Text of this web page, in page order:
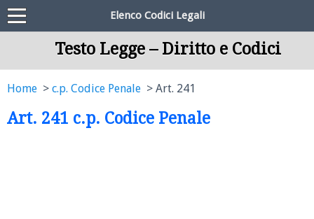
Elenco Codici Legali
Testo Legge – Diritto e Codici
Home c.p. Codice Penale Art. 241
Art. 241 c.p. Codice Penale